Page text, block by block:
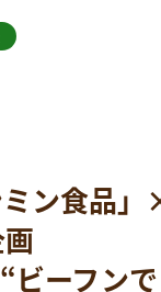
ン食品
ーフン